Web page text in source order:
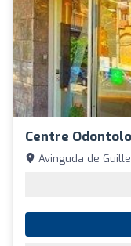
Centre
Avinguda de